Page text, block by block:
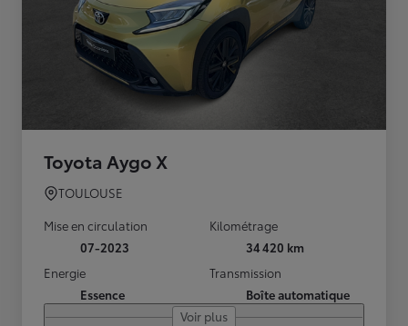
Toyota Aygo X
TOULOUSE
Mise en circulation
07-2023
Kilométrage
34 420 km
Energie
Essence
Transmission
Boîte automatique
Voir plus